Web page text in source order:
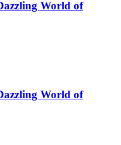
World of
World of